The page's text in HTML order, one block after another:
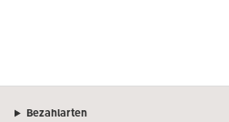
Bezahlarten